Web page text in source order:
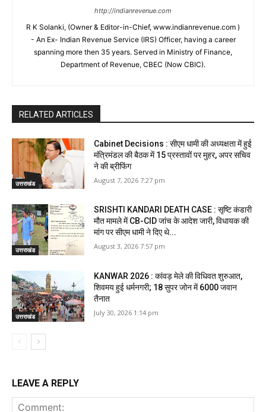
http://indianrevenue.com
R K Solanki, (Owner & Editor-in-Chief, www.indianrevenue.com )
- An Ex- Indian Revenue Service (IRS) Officer, having a career
spanning more then 35 years. Served in Ministry of Finance,
Department of Revenue, CBEC (Now CBIC).
RELATED ARTICLES
उत्तराखंड
Cabinet Decisions : सीएम धामी की अध्यक्षता में हुई
मंत्रिमंडल की बैठक में 15 प्रस्तावों पर मुहर, अपर सचिव
ने की ब्रीफिंग
August 7, 2026 7:27 pm
उत्तराखंड
SRISHTI KANDARI DEATH CASE : सृष्टि कंडारी
मौत मामले में CB-CID जांच के आदेश जारी, विधायक की
मांग पर सीएम धामी ने दिए थे...
August 3, 2026 7:57 pm
उत्तराखंड
KANWAR 2026 : कांवड़ मेले की विधिवत शुरुआत,
शिवमय हुई धर्मनगरी; 18 सुपर जोन में 6000 जवान
तैनात
July 30, 2026 1:14 pm
LEAVE A REPLY